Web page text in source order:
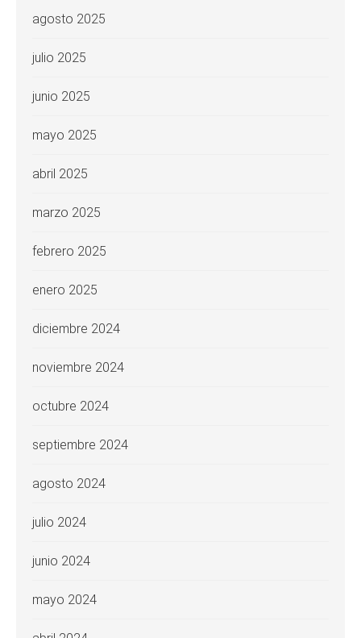
agosto 2025
julio 2025
junio 2025
mayo 2025
abril 2025
marzo 2025
febrero 2025
enero 2025
diciembre 2024
noviembre 2024
octubre 2024
septiembre 2024
agosto 2024
julio 2024
junio 2024
mayo 2024